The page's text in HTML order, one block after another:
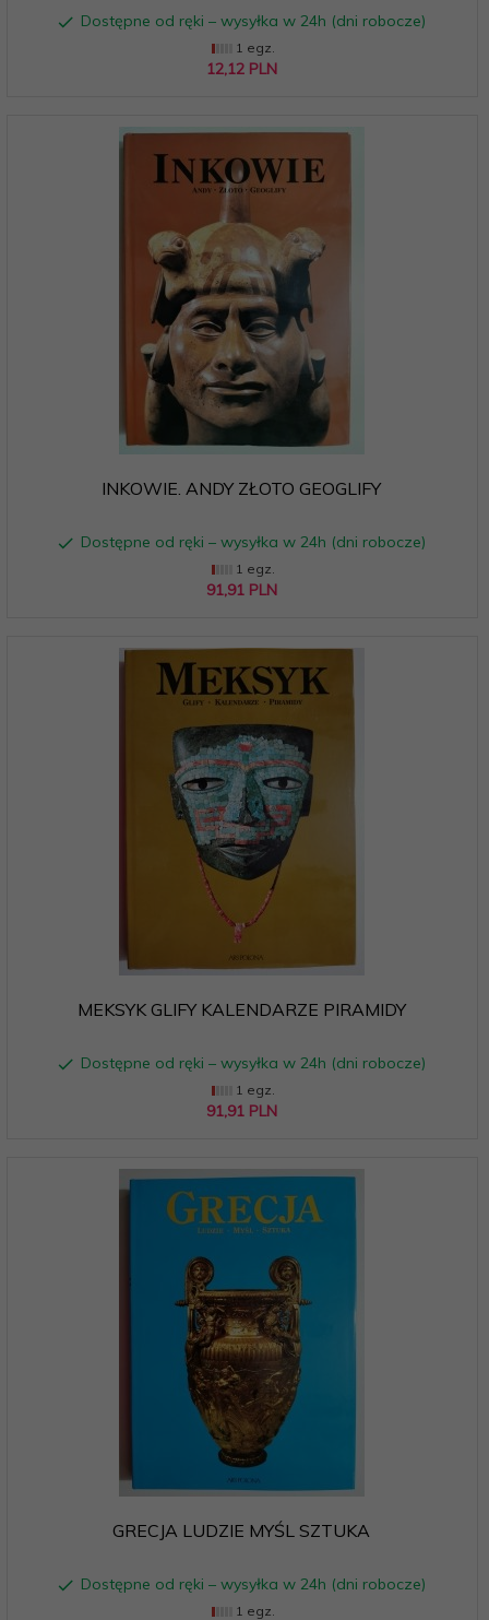
Dostępne od ręki – wysyłka w 24h (dni robocze)
1 egz.
12,12 PLN
INKOWIE. ANDY ZŁOTO GEOGLIFY
Dostępne od ręki – wysyłka w 24h (dni robocze)
1 egz.
91,91 PLN
MEKSYK GLIFY KALENDARZE PIRAMIDY
Dostępne od ręki – wysyłka w 24h (dni robocze)
1 egz.
91,91 PLN
GRECJA LUDZIE MYŚL SZTUKA
Dostępne od ręki – wysyłka w 24h (dni robocze)
1 egz.